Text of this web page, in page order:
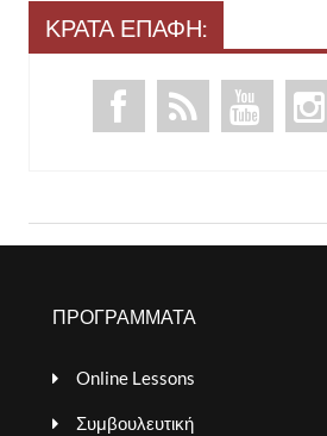
ΚΡΑΤΑ ΕΠΑΦΗ:
ΠΡΟΓΡΑΜΜΑΤΑ
Online Lessons
Συμβουλευτική